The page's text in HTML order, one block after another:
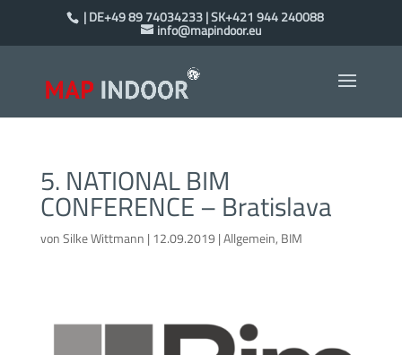
| DE+49 89 74034233 | SK+421 944 240088
info@mapindoor.eu
5. NATIONAL BIM
CONFERENCE – Bratislava
vonSilke Wittmann | 12.09.2019 |Allgemein, BIM